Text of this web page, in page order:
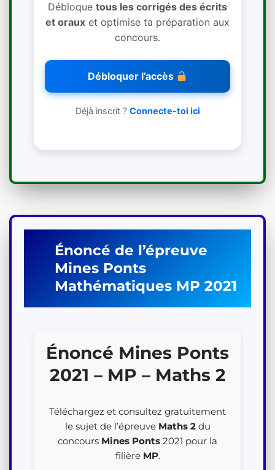
Débloque tous les corrigés des écrits
et oraux et optimise ta préparation aux
concours.
Débloquer l’accès
Déjà inscrit ? Connecte-toi ici
Énoncé de l’épreuve
Mines Ponts
Mathématiques MP 2021
Énoncé Mines Ponts
2021 – MP – Maths 2
Téléchargez et consultez gratuitement
le sujet de l’épreuve Maths 2du
concours Mines Ponts 2021 pour la
filière MP.